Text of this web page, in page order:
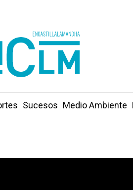
Sucesos Medio Ambiente